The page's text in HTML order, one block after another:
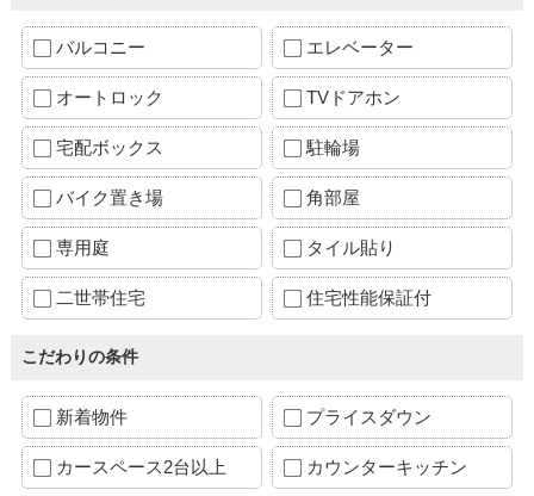
バルコニー エレベーター
オートロック TVドアホン
宅配ボックス 駐輪場
バイク置き場 角部屋
専用庭 タイル貼り
二世帯住宅 住宅性能保証付
こだわりの条件
新着物件 プライスダウン
カースペース2台以上 カウンターキッチン